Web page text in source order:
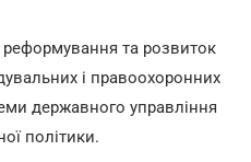
та розвиток
і правоохоронних
державного управління
політики.